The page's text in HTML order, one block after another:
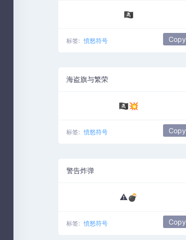
🏴‍☠️
标签: 愤怒符号 Copy
海盗旗与繁荣
🏴‍☠️💥
标签: 愤怒符号 Copy
警告炸弹
⚠️💣
标签: 愤怒符号 Copy